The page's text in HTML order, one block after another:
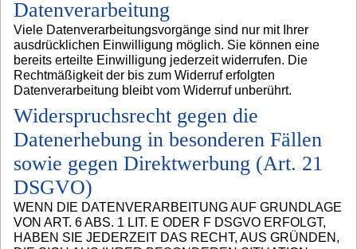
Datenverarbeitung
Viele Datenverarbeitungsvorgänge sind nur mit Ihrer
ausdrücklichen Einwilligung möglich. Sie können eine
bereits erteilte Einwilligung jederzeit widerrufen. Die
Rechtmäßigkeit der bis zum Widerruf erfolgten
Datenverarbeitung bleibt vom Widerruf unberührt.
Widerspruchsrecht gegen die
Datenerhebung in besonderen Fällen
sowie gegen Direktwerbung (Art. 21
DSGVO)
WENN DIE DATENVERARBEITUNG AUF GRUNDLAGE
VON ART. 6 ABS. 1 LIT. E ODER F DSGVO ERFOLGT,
HABEN SIE JEDERZEIT DAS RECHT, AUS GRÜNDEN,